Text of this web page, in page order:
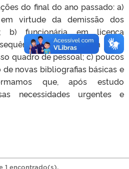
do final do ano passado: a)
virtude da demissão dos
b) funcionária em licença
estamos com uma
quadro de pessoal; c) poucos
novas bibliografias básicas e
que, após estudo
necessidades urgentes e
1 encontrado(s).